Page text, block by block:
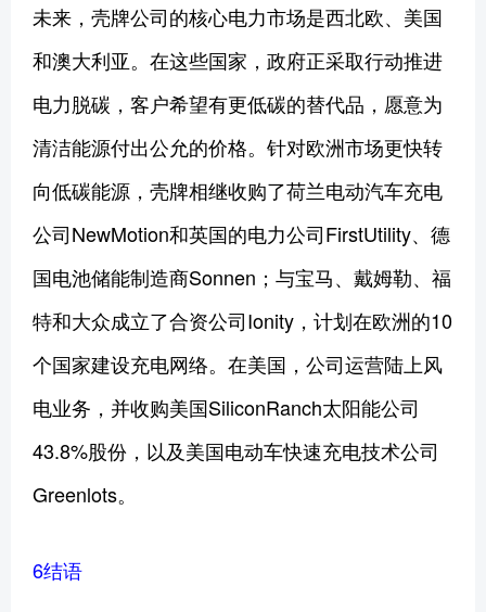
未来，壳牌公司的核心电力市场是西北欧、美国
和澳大利亚。在这些国家，政府正采取行动推进
电力脱碳，客户希望有更低碳的替代品，愿意为
清洁能源付出公允的价格。针对欧洲市场更快转
向低碳能源，壳牌相继收购了荷兰电动汽车充电
公司NewMotion和英国的电力公司FirstUtility、德
国电池储能制造商Sonnen；与宝马、戴姆勒、福
特和大众成立了合资公司Ionity，计划在欧洲的10
个国家建设充电网络。在美国，公司运营陆上风
电业务，并收购美国SiliconRanch太阳能公司
43.8%股份，以及美国电动车快速充电技术公司
Greenlots。
6结语